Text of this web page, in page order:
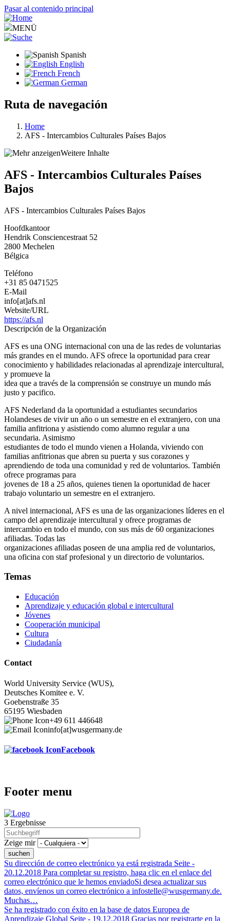
Pasar al contenido principal
MENÜ
Spanish
English
French
German
Ruta de navegación
Home
AFS - Intercambios Culturales Países Bajos
Weitere Inhalte
AFS - Intercambios Culturales Países
Bajos
AFS - Intercambios Culturales Países Bajos
Hoofdkantoor
Hendrik Consciencestraat 52
2800 Mechelen
Bélgica
Teléfono
+31 85 0471525
E-Mail
info[at]afs.nl
Website/URL
https://afs.nl
Descripción de la Organización
AFS es una ONG internacional con una de las redes de voluntarias
más grandes en el mundo. AFS ofrece la oportunidad para crear
conocimiento y habilidades relacionadas al aprendizaje intercultural,
y promueve la
idea que a través de la comprensión se construye un mundo más
justo y pacifico.
AFS Nederland da la oportunidad a estudiantes secundarios
Holandeses de vivir un año o un semestre en el extranjero, con una
familia anfitriona y asistiendo como alumno regular a una
secundaria. Asimismo
estudiantes de todo el mundo vienen a Holanda, viviendo con
familias anfitrionas que abren su puerta y sus corazones y
aprendiendo de toda una comunidad y red de voluntarios. También
ofrece programas para
jovenes de 18 a 25 años, quienes tienen la oportunidad de hacer
trabajo voluntario un semestre en el extranjero.
A nivel internacional, AFS es una de las organizaciones líderes en el
campo del aprendizaje intercultural y ofrece programas de
intercambio en todo el mundo, con sus más de 60 organizaciones
afiliadas. Todas las
organizaciones afiliadas poseen de una amplia red de voluntarios,
una oficina con staf profesional y un directorio de voluntarios.
Temas
Educación
Aprendizaje y educación global e intercultural
Jóvenes
Cooperación municipal
Cultura
Ciudadanía
Contact
World University Service (WUS),
Deutsches Komitee e. V.
Goebenstraße 35
65195 Wiesbaden
+49 611 446648
info[at]wusgermany.de
Facebook
Footer menu
3 Ergebnisse
Zeige mir
Su dirección de correo electrónico ya está registrada Seite -
20.12.2018 Para completar su registro, haga clic en el enlace del
correo electrónico que le hemos enviadoSi desea actualizar sus
datos, envíenos un correo electrónico a infostelle@wusgermany.de.
Muchas…
Se ha registrado con éxito en la base de datos Europea de
Aprendizaje Global Seite - 19.12.2018 Gracias por registrarte en la